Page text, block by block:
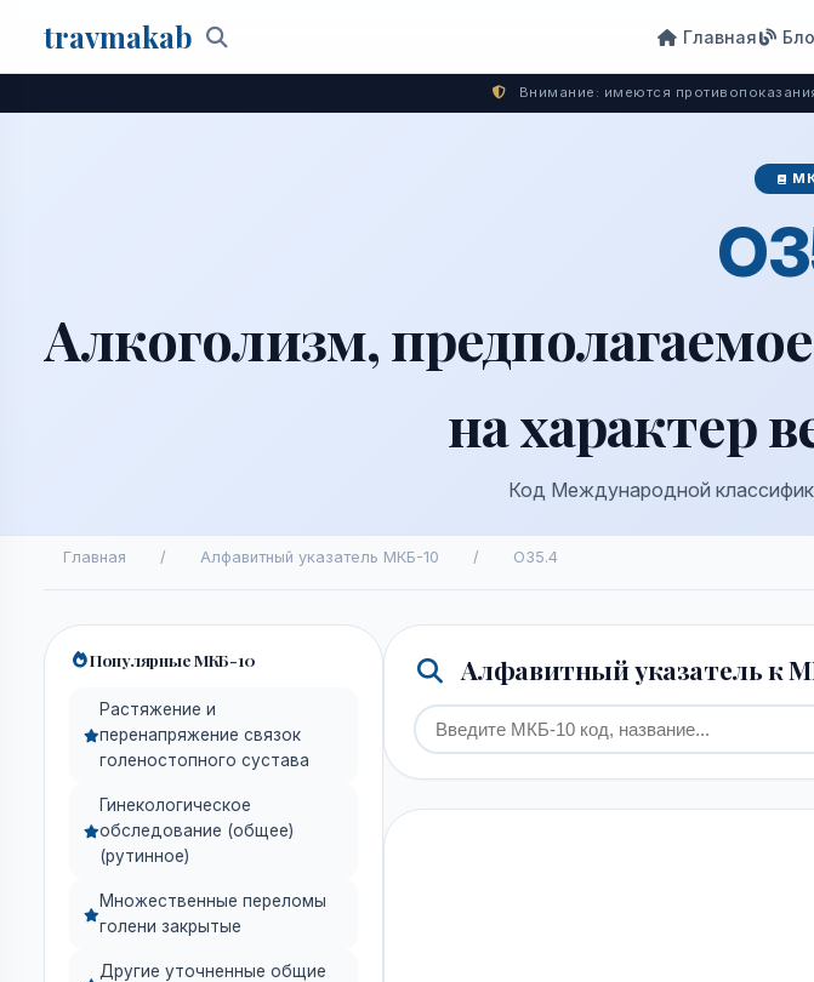
travmakab Поиск
Главная
Внимание: имеются
Алкоголизм,
на характер
Код Международной
Главная / Алфавитный указатель МКБ-10 / O35.4
Популярные МКБ-10
Растяжение и
перенапряжение связок
голеностопного сустава
Гинекологическое
обследование (общее)
(рутинное)
Множественные переломы
голени закрытые
Другие уточненные общие
Алфавитный указатель к